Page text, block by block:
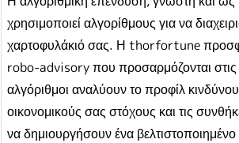
χρησιμοποιεί αλγορίθμους για να
χαρτοφυλάκιό σας. Η thorfortune
robo-advisory που προσαρμόζονται στις
αλγόριθμοι αναλύουν το προφίλ
οικονομικούς σας στόχους και τις
να δημιουργήσουν ένα